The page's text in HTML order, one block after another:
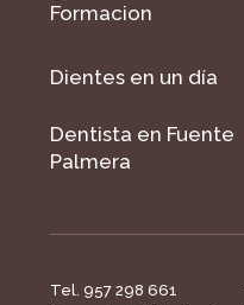
Formacion
Dientes en un día
Dentista en Fuente
Palmera
Tel. 957 298 661